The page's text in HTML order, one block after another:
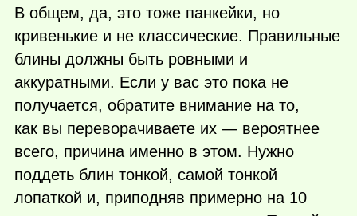
В общем, да, это тоже панкейки, но
кривенькие и не классические. Правильные
блины должны быть ровными и
аккуратными. Если у вас это пока не
получается, обратите внимание на то,
как вы переворачиваете их — вероятнее
всего, причина именно в этом. Нужно
поддеть блин тонкой, самой тонкой
лопаткой и, приподняв примерно на 10